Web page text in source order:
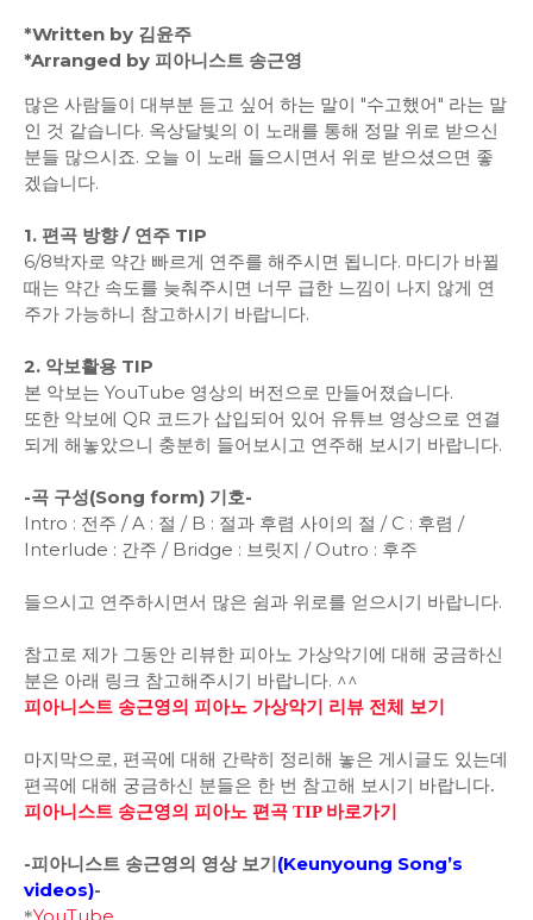
*Written by 김윤주
*Arranged by 피아니스트 송근영
많은 사람들이 대부분 듣고 싶어 하는 말이 "수고했어" 라는 말
인 것 같습니다. 옥상달빛의 이 노래를 통해 정말 위로 받으신
분들 많으시죠. 오늘 이 노래 들으시면서 위로 받으셨으면 좋
겠습니다.
1. 편곡 방향 / 연주 TIP
6/8박자로 약간 빠르게 연주를 해주시면 됩니다. 마디가 바뀔
때는 약간 속도를 늦춰주시면 너무 급한 느낌이 나지 않게 연
주가 가능하니 참고하시기 바랍니다.
2. 악보활용 TIP
본 악보는 YouTube 영상의 버전으로 만들어졌습니다.
또한 악보에 QR 코드가 삽입되어 있어 유튜브 영상으로 연결
되게 해놓았으니 충분히 들어보시고 연주해 보시기 바랍니다.
-곡 구성(Song form) 기호-
Intro : 전주 / A : 절 / B : 절과 후렴 사이의 절 / C : 후렴 /
Interlude : 간주 / Bridge : 브릿지 / Outro : 후주
들으시고 연주하시면서 많은 쉼과 위로를 얻으시기 바랍니다.
참고로 제가 그동안 리뷰한 피아노 가상악기에 대해 궁금하신
분은 아래 링크 참고해주시기 바랍니다. ^^
피아니스트 송근영의 피아노 가상악기 리뷰 전체 보기
마지막으로, 편곡에 대해 간략히 정리해 놓은 게시글도 있는데
편곡에 대해 궁금하신 분들은 한 번 참고해 보시기 바랍니다.
피아니스트 송근영의 피아노 편곡 TIP 바로가기
-피아니스트 송근영의 영상 보기(Keunyoung Song’s
videos)-